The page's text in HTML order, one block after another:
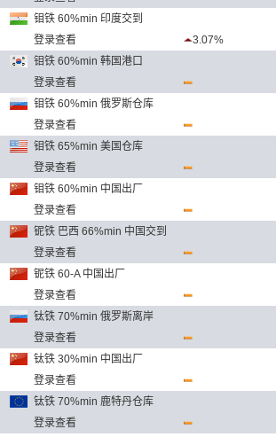
钼铁 60%min 印度交到
登录查看
3.07%
钼铁 60%min 韩国港口
登录查看
钼铁 60%min 俄罗斯仓库
登录查看
钼铁 65%min 美国仓库
登录查看
钼铁 60%min 中国出厂
登录查看
铌铁 巴西 66%min 中国交到
登录查看
铌铁 60-A 中国出厂
登录查看
钛铁 70%min 俄罗斯离岸
登录查看
钛铁 30%min 中国出厂
登录查看
钛铁 70%min 鹿特丹仓库
登录查看